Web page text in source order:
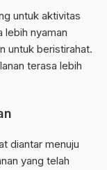
untuk aktivitas
lebih nyaman
untuk beristirahat.
terasa lebih
diantar menuju
yang telah